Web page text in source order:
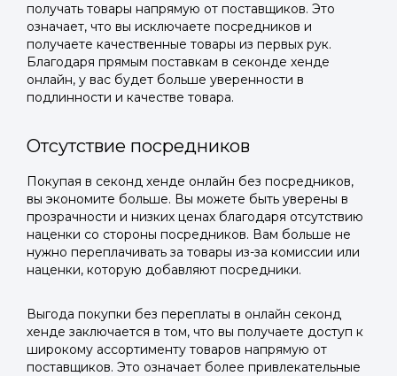
получать товары напрямую от поставщиков. Это
означает, что вы исключаете посредников и
получаете качественные товары из первых рук.
Благодаря прямым поставкам в секонде хенде
онлайн, у вас будет больше уверенности в
подлинности и качестве товара.
Отсутствие посредников
Покупая в секонд хенде онлайн без посредников,
вы экономите больше. Вы можете быть уверены в
прозрачности и низких ценах благодаря отсутствию
наценки со стороны посредников. Вам больше не
нужно переплачивать за товары из-за комиссии или
наценки, которую добавляют посредники.
Выгода покупки без переплаты в онлайн секонд
хенде заключается в том, что вы получаете доступ к
широкому ассортименту товаров напрямую от
поставщиков. Это означает более привлекательные